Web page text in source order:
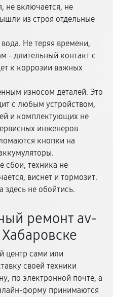
не включается, не
из строя отдельные
Не теряя времени,
- длительный контакт с
к коррозии важных
износом деталей. Это
с любым устройством,
и комплектующих не
инженеров
кнопки на
сбои, техника не
виснет и тормозит.
здесь не обойтись.
ремонт av-
центр сами или
своей техники
по электронной почте, а
форму принимаются